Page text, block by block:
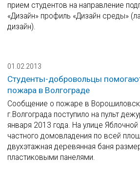
прием студентов на направление
«Дизайн» профиль «Дизайн среды»
дизайн).
01.02.2013
Студенты-добровольцы
пожара в Волгограде
Сообщение о пожаре в
г.Волгограда поступило на пульт
января 2013 года. На улице Яблочной
частного домовладения по всей
двухэтажная деревянная баня
пластиковыми панелями.